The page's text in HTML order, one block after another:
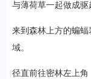
与薄荷草一起做成驱
来到森林上方的蝙
域。
径直前往密林左上